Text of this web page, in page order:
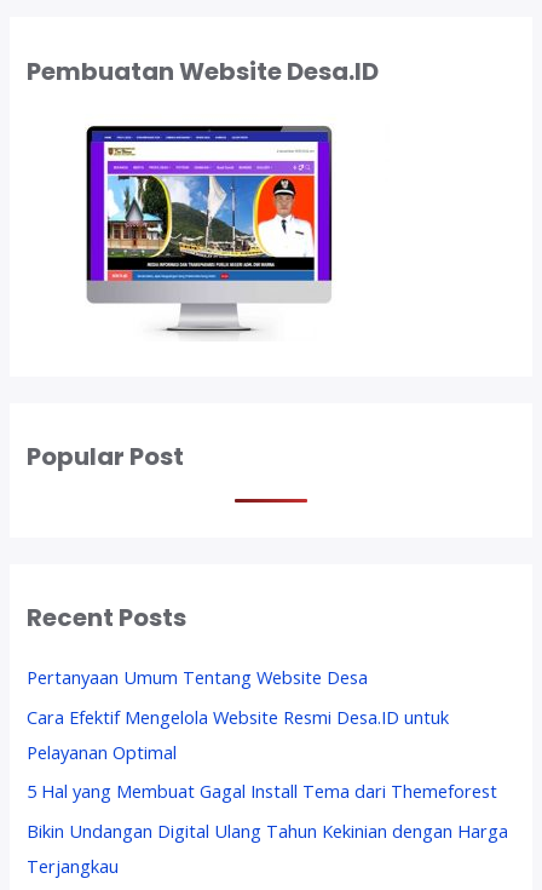
Pembuatan Website Desa.ID
Popular Post
Recent Posts
Pertanyaan Umum Tentang Website Desa
Cara Efektif Mengelola Website Resmi Desa.ID untuk
Pelayanan Optimal
5 Hal yang Membuat Gagal Install Tema dari Themeforest
Bikin Undangan Digital Ulang Tahun Kekinian dengan Harga
Terjangkau